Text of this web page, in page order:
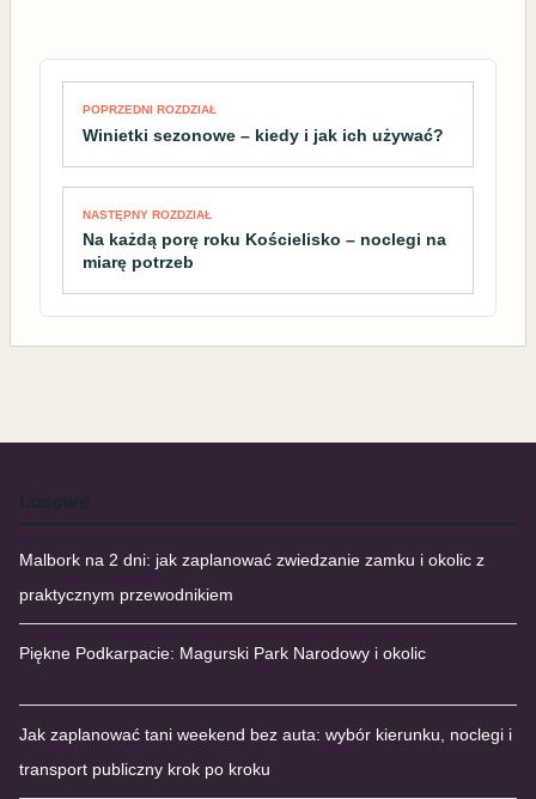
Nawigacja wpisu
POPRZEDNI ROZDZIAŁ
Winietki sezonowe – kiedy i jak ich używać?
NASTĘPNY ROZDZIAŁ
Na każdą porę roku Kościelisko – noclegi na
miarę potrzeb
Losowe
Malbork na 2 dni: jak zaplanować zwiedzanie zamku i okolic z
praktycznym przewodnikiem
Piękne Podkarpacie: Magurski Park Narodowy i okolic
Jak zaplanować tani weekend bez auta: wybór kierunku, noclegi i
transport publiczny krok po kroku